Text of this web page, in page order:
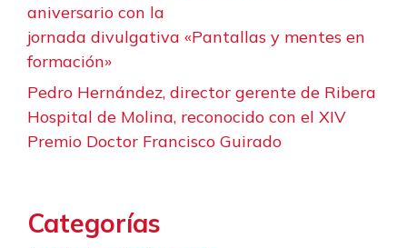
aniversario con la
jornada divulgativa «Pantallas y mentes en
formación»
Pedro Hernández, director gerente de Ribera
Hospital de Molina, reconocido con el XIV
Premio Doctor Francisco Guirado
Categorías